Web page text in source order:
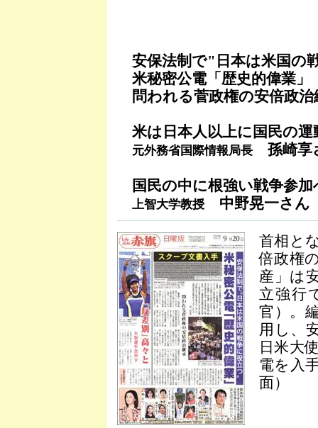
安保法制で"日本は米国の
米秘密公電「歴史的偉業」
問われる菅政権の安倍政治
米は日本人以上に国民の運
元外務省国際情報局長 孫崎享
国民の中に根強い戦争参加
上智大学教授 中野晃一さん
首相と
倍政権
産」は
立強行
官）。
用し、
日米大
電を入
面）